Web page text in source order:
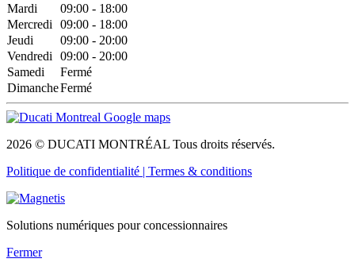
Mardi
09:00 - 18:00
Mercredi
09:00 - 18:00
Jeudi
09:00 - 20:00
Vendredi
09:00 - 20:00
Samedi
Fermé
DimancheFermé
2026 © DUCATI MONTRÉAL Tous droits réservés.
Politique de confidentialité | Termes & conditions
Solutions numériques pour concessionnaires
Fermer